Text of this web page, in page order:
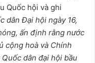
Quốc hội và ghi
dân Đại hội ngày 16,
ấn định rằng nước
cộng hoà và Chính
dân đại hội bầu